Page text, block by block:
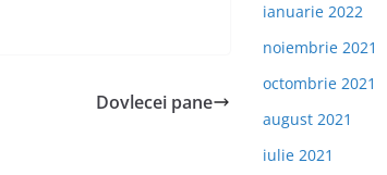
Dovlecei pane
ianuarie 2022
noiembrie 2021
octombrie 2021
august 2021
iulie 2021